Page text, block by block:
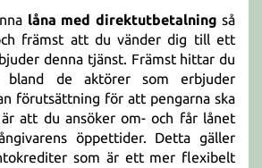
låna med direktutbetalning så
främst att du vänder dig till ett
denna tjänst. Främst hittar du
bland de aktörer som erbjuder
förutsättning för att pengarna ska
att du ansöker om- och får lånet
öppettider. Detta gäller
som är ett mer flexibelt